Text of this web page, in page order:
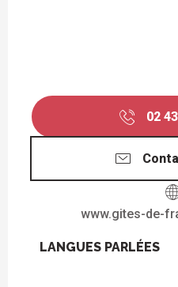
02
www.gites-de-
LANGUES PARLÉES
LANGUES PARLÉES